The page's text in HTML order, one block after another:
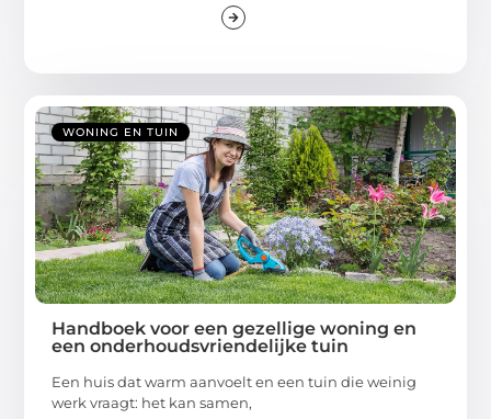
WONING EN TUIN
Handboek voor een gezellige woning en
een onderhoudsvriendelijke tuin
Een huis dat warm aanvoelt en een tuin die weinig
werk vraagt: het kan samen,